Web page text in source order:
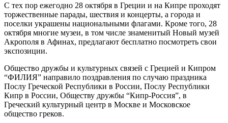
С тех пор ежегодно 28 октября в Греции и на Кипре проходят
торжественные парады, шествия и концерты, а города и
поселки украшены национальными флагами. Кроме того, 28
октября многие музеи, в том числе знаменитый Новый музей
Акрополя в Афинах, предлагают бесплатно посмотреть свои
экспозиции.
Общество дружбы и культурных связей с Грецией и Кипром
“ФИЛИЯ” направило поздравления по случаю праздника
Послу Греческой Республики в России, Послу Республики
Кипр в России, Обществу дружбы “Кипр-Россия”, в
Греческий культурный центр в Москве и Московское
общество греков.